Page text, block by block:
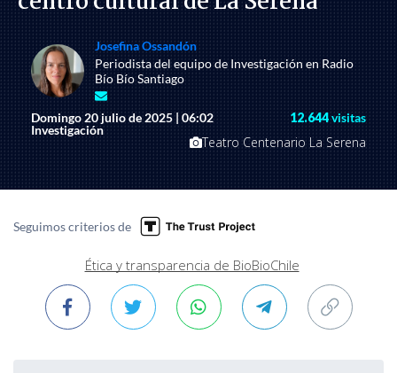
Josefina Ossandón
Periodista del equipo de Investigación en Radio
Bío Bío Santiago
Domingo 20 julio de 2025 | 06:02
Investigación
12.644visitas
Teatro Centenario La Serena
Seguimos criterios de
Ética y transparencia de BioBioChile